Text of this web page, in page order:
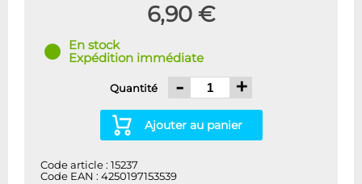
6,90 €
En stock
Expédition immédiate
Quantité - +
Ajouter au panier
Code article : 15237
Code EAN : 4250197153539